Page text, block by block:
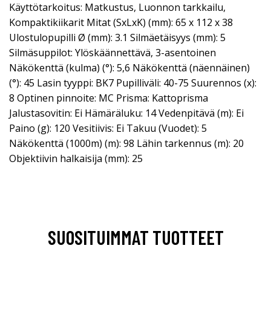
Käyttötarkoitus: Matkustus, Luonnon tarkkailu,
Kompaktikiikarit Mitat (SxLxK) (mm): 65 x 112 x 38
Ulostulopupilli Ø (mm): 3.1 Silmäetäisyys (mm): 5
Silmäsuppilot: Ylöskäännettävä, 3-asentoinen
Näkökenttä (kulma) (°): 5,6 Näkökenttä (näennäinen)
(°): 45 Lasin tyyppi: BK7 Pupilliväli: 40-75 Suurennos (x):
8 Optinen pinnoite: MC Prisma: Kattoprisma
Jalustasovitin: Ei Hämäräluku: 14 Vedenpitävä (m): Ei
Paino (g): 120 Vesitiivis: Ei Takuu (Vuodet): 5
Näkökenttä (1000m) (m): 98 Lähin tarkennus (m): 20
Objektiivin halkaisija (mm): 25
SUOSITUIMMAT TUOTTEET